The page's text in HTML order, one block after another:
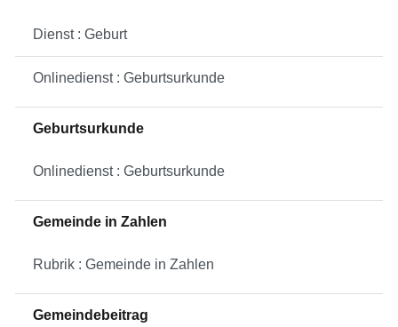
Dienst : Geburt
Onlinedienst : Geburtsurkunde
Geburtsurkunde
Onlinedienst : Geburtsurkunde
Gemeinde in Zahlen
Rubrik : Gemeinde in Zahlen
Gemeindebeitrag